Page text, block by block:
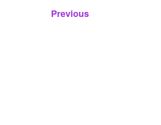
Navegación
PreviousPrevious